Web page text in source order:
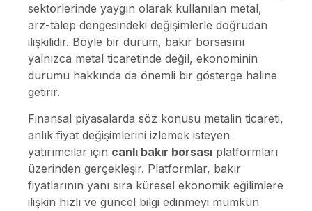
sektörlerinde yaygın olarak kullanılan metal,
arz-talep dengesindeki değişimlerle doğrudan
ilişkilidir. Böyle bir durum, bakır borsasını
yalnızca metal ticaretinde değil, ekonominin
durumu hakkında da önemli bir gösterge haline
getirir.
Finansal piyasalarda söz konusu metalin ticareti,
anlık fiyat değişimlerini izlemek isteyen
yatırımcılar için canlı bakır borsası platformları
üzerinden gerçekleşir. Platformlar, bakır
fiyatlarının yanı sıra küresel ekonomik eğilimlere
ilişkin hızlı ve güncel bilgi edinmeyi mümkün